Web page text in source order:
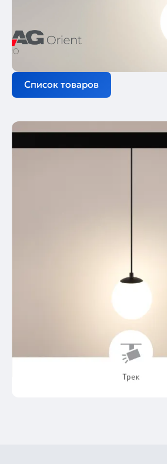
Список товаров